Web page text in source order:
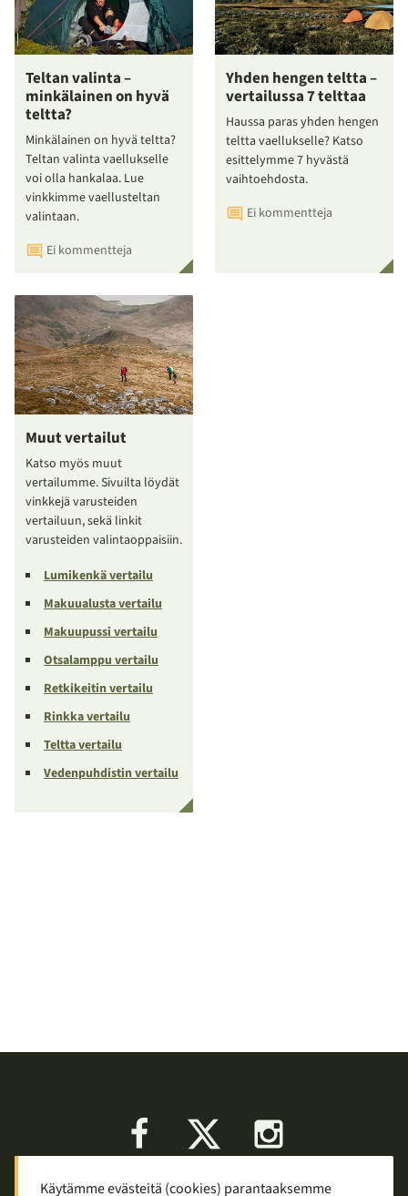
Teltan valinta –
minkälainen on hyvä
teltta?
Minkälainen on hyvä teltta?
Teltan valinta vaellukselle
voi olla hankalaa. Lue
vinkkimme vaellusteltan
valintaan.
Ei kommentteja
Yhden hengen teltta –
vertailussa 7 telttaa
Haussa paras yhden hengen
teltta vaellukselle? Katso
esittelymme 7 hyvästä
vaihtoehdosta.
Ei kommentteja
Muut vertailut
Katso myös muut
vertailumme. Sivuilta löydät
vinkkejä varusteiden
vertailuun, sekä linkit
varusteiden valintaoppaisiin.
Lumikenkä vertailu
Makuualusta vertailu
Makuupussi vertailu
Otsalamppu vertailu
Retkikeitin vertailu
Rinkka vertailu
Teltta vertailu
Vedenpuhdistin vertailu
Facebook
Keskustelu Palaute Tietosuoja
Käytämme evästeitä (cookies) parantaaksemme